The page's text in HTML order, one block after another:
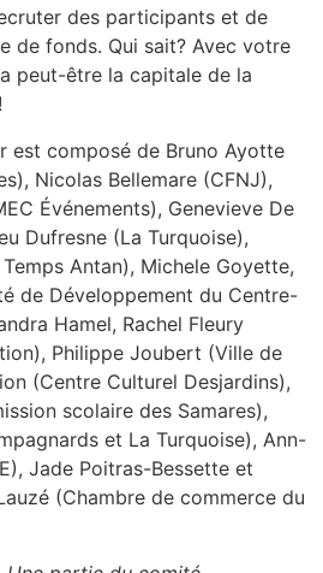
des participants et de
de fonds. Qui sait? Avec votre
peut-être la capitale de la
est composé de Bruno Ayotte
Nicolas Bellemare (CFNJ),
Événements), Genevieve De
Dufresne (La Turquoise),
Antan), Michele Goyette,
de Développement du Centre-
Hamel, Rachel Fleury
Philippe Joubert (Ville de
(Centre Culturel Desjardins),
scolaire des Samares),
et La Turquoise), Ann-
Jade Poitras-Bessette et
(Chambre de commerce du